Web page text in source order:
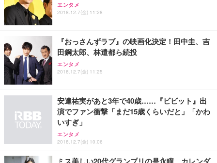
エンタメ
2018.12.7(金) 11:28
『おっさんずラブ』の映画化決定！田中圭、吉
田鋼太郎、林遣都ら続投
エンタメ
2018.12.7(金) 11:25
安達祐実があと3年で40歳……『ビビット』出
演でファン衝撃「まだ15歳くらいだと」「かわ
いすぎ」
エンタメ
2018.12.7(金) 10:06